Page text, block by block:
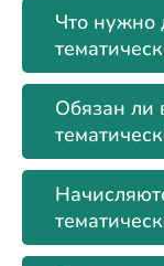
Что нужно
Обязан ли